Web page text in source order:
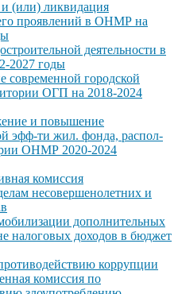
(или) ликвидация
проявлений в ОНМР на
деятельности в
2027 годы
современной городской
ОГП на 2018-2024
и повышение
эфф-ти жил. фонда, распол-
ОНМР 2020-2024
комиссия
несовершенолетних и
дополнительных
налоговых доходов в бюджет
коррупции
комиссия по